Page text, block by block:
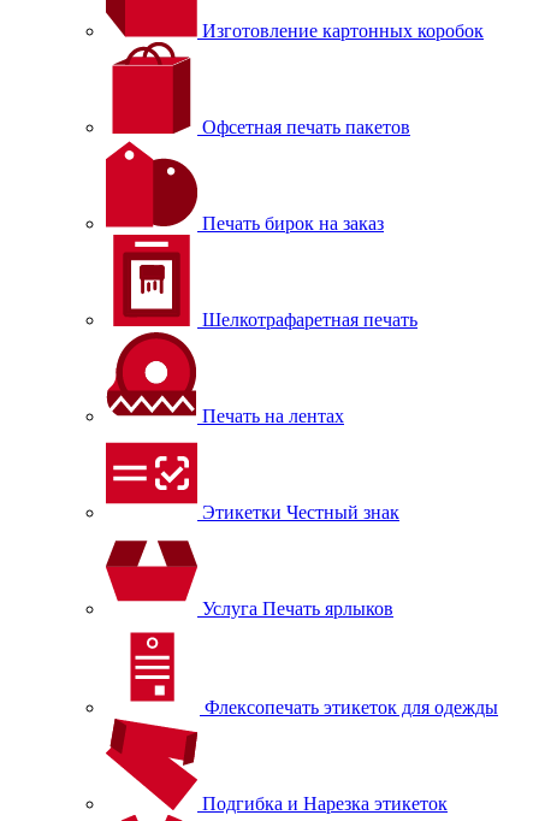
Изготовление картонных коробок
Офсетная печать пакетов
Печать бирок на заказ
Шелкотрафаретная печать
Печать на лентах
Этикетки Честный знак
Услуга Печать ярлыков
Флексопечать этикеток для одежды
Подгибка и Нарезка этикеток